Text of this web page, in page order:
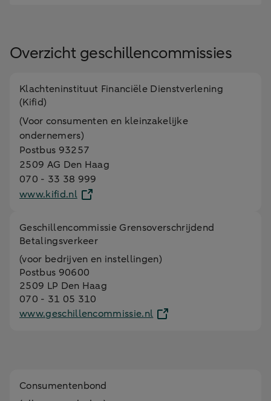
Overzicht geschillencommissies
Klachteninstituut Financiële Dienstverlening
(Kifid)
(Voor consumenten en kleinzakelijke
ondernemers)
Postbus 93257
2509 AG Den Haag
070 - 33 38 999
www.kifid.nl
Geschillencommissie Grensoverschrijdend
Betalingsverkeer
(voor bedrijven en instellingen)
Postbus 90600
2509 LP Den Haag
070 - 31 05 310
www.geschillencommissie.nl
Consumentenbond